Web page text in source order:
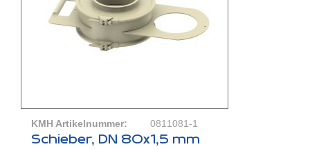
KMH Artikelnummer: 0811081-1
Schieber, DN 80x1,5 mm